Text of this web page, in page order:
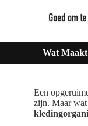
Wat
Een
zijn. Maar wat